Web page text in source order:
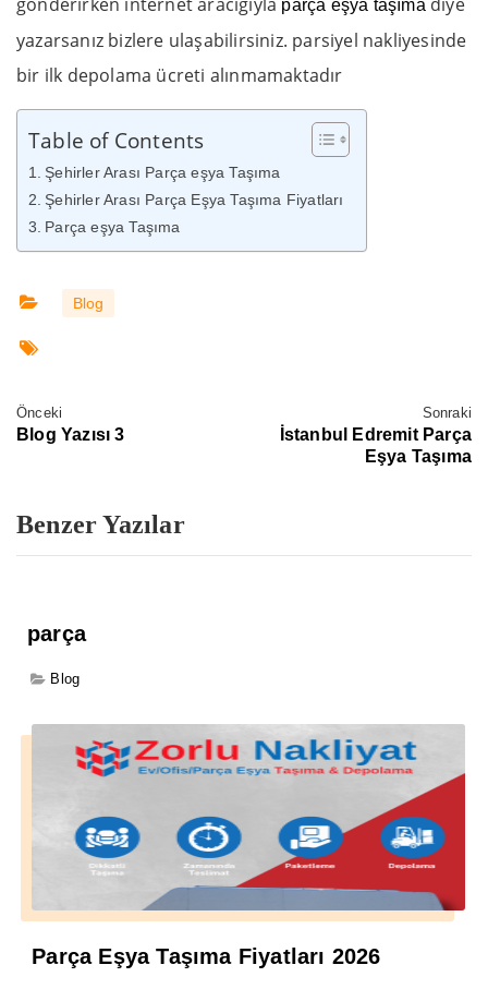
parça eşya taşıma
yazarsanız bizlere ulaşabilirsiniz. parsiyel nakliyesinde
bir ilk depolama ücreti alınmamaktadır
Table of Contents
Şehirler Arası Parça eşya Taşıma
Şehirler Arası Parça Eşya Taşıma Fiyatları
Parça eşya Taşıma
Blog
Önceki
Blog Yazısı 3
Sonraki
İstanbul Edremit Parça
Eşya Taşıma
Benzer Yazılar
parça
Blog
Parça Eşya Taşıma Fiyatları 2026